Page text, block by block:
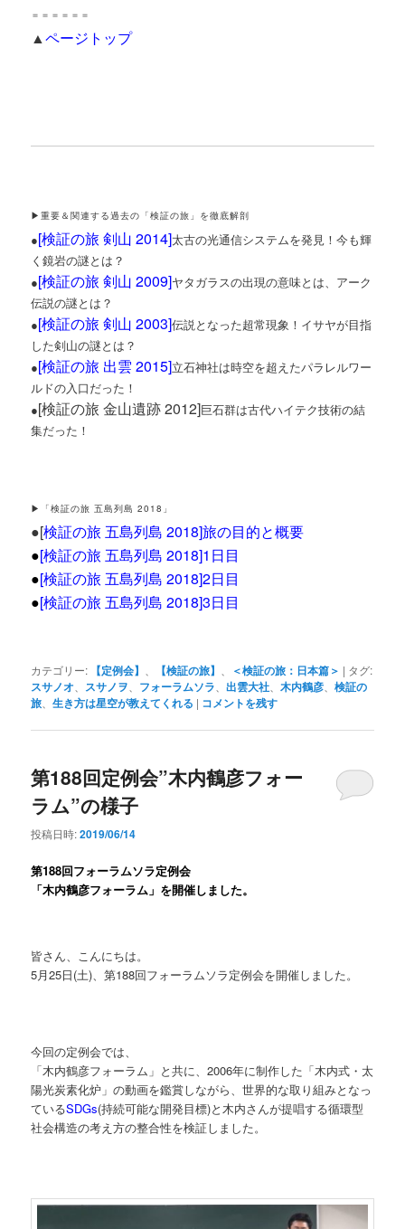
＝＝＝＝＝＝
▲ページトップ
▶重要＆関連する過去の「検証の旅」を徹底解剖
●[検証の旅 剣山 2014]太古の光通信システムを発見！今も輝
く鏡岩の謎とは？
●[検証の旅 剣山 2009]ヤタガラスの出現の意味とは、アーク
伝説の謎とは？
●[検証の旅 剣山 2003]伝説となった超常現象！イサヤが目指
した剣山の謎とは？
●[検証の旅 出雲 2015]立石神社は時空を超えたパラレルワー
ルドの入口だった！
●[検証の旅 金山遺跡 2012]巨石群は古代ハイテク技術の結
集だった！
▶「検証の旅 五島列島 2018」
●[検証の旅 五島列島 2018]旅の目的と概要
●[検証の旅 五島列島 2018]1日目
●[検証の旅 五島列島 2018]2日目
●[検証の旅 五島列島 2018]3日目
カテゴリー: 【定例会】 【検証の旅】 ＜検証の旅：日本篇＞ | タグ:
スサノオ スサノヲ フォーラムソラ 、出雲大社 、木内鶴彦 、検証の
旅 、生き方は星空が教えてくれる | コメントを残す
第188回定例会”木内鶴彦フォー
ラム”の様子
投稿日時:2019/06/14
第188回フォーラムソラ定例会
「木内鶴彦フォーラム 」を開催しました。
皆さん、こんにちは。
5月25日(土)、第188回フォーラムソラ定例会を開催しました。
今回の定例会では、
「木内鶴彦フォーラム」と共に、2006年に制作した「木内式・太
陽光炭素化炉」の動画を鑑賞しながら、世界的な取り組みとなっ
ているSDGs(持続可能な開発目標)と木内さんが提唱する循環型
社会構造の考え方の整合性を検証しました。